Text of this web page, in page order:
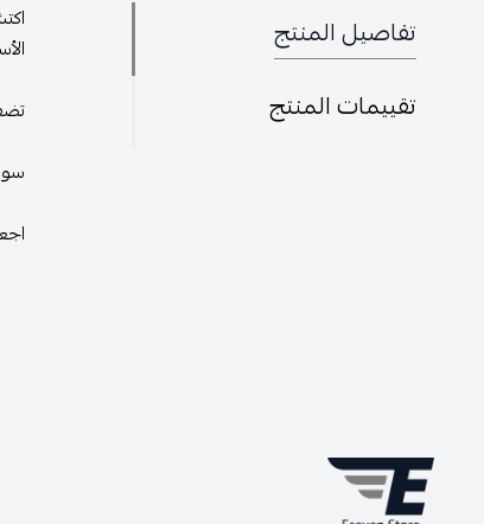
تفاصيل المنتج
تقييمات المنتج
اجعلِ “أَى